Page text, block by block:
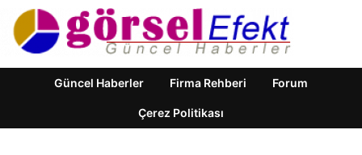
Güncel Haberler Firma Rehberi Forum
Çerez Politikası